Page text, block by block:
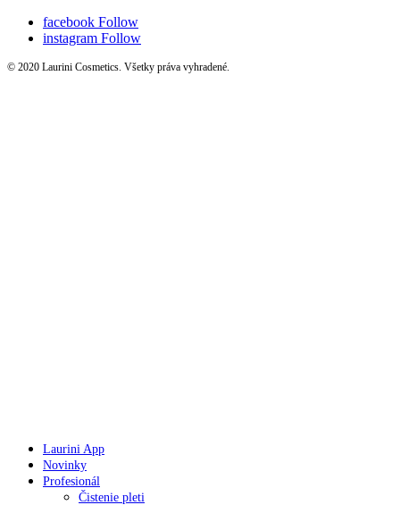
facebook Follow
instagram Follow
© 2020 Laurini Cosmetics. Všetky práva vyhradené.
Laurini App
Novinky
Profesionál
Čistenie pleti